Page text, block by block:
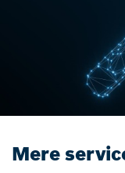
Mere